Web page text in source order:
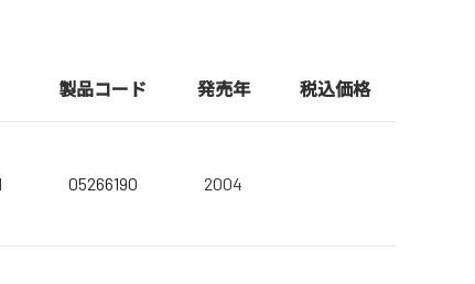
製品コード 発売年 税込価格
05266190 2004